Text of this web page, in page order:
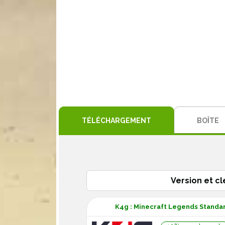
TÉLÉCHARGEMENT BOÎTE
Version et
K4g : Minecraft Legends